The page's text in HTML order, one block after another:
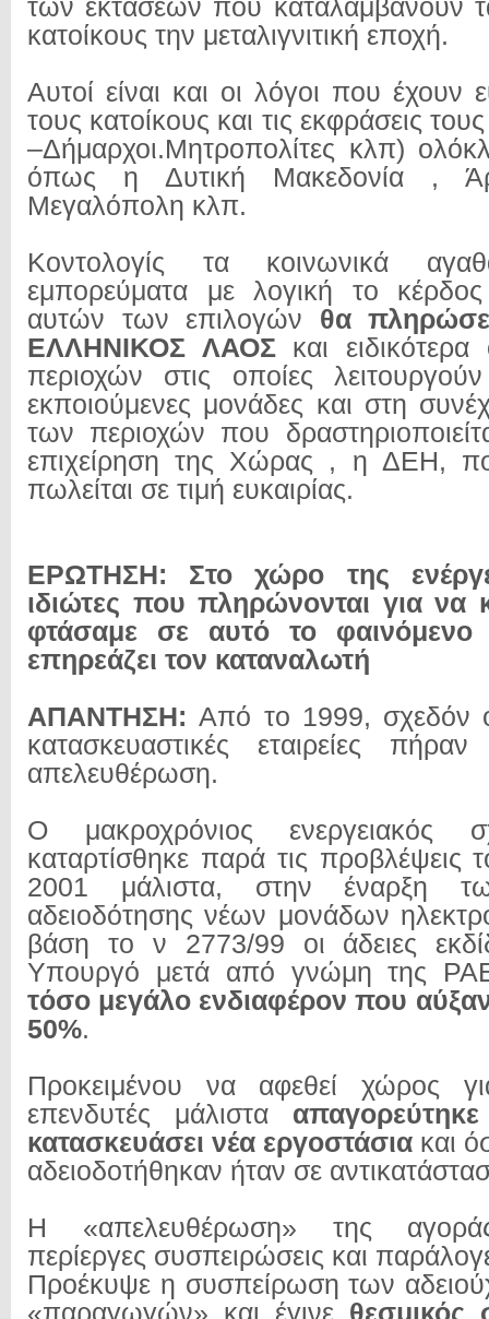
των εκτάσεων που καταλαμβάνουν
κατοίκους την μεταλιγνιτική εποχή.
Αυτοί είναι και οι λόγοι που έχουν
τους κατοίκους και τις εκφράσεις
–Δήμαρχοι.Μητροπολίτες κλπ)
όπως η Δυτική Μακεδονία ,
Μεγαλόπολη κλπ.
Κοντολογίς τα κοινωνικά
εμπορεύματα με λογική το
αυτών των επιλογών θα
ΕΛΛΗΝΙΚΟΣ ΛΑΟΣκαι ειδικότερα
περιοχών στις οποίες
εκποιούμενες μονάδες και στη
των περιοχών που
επιχείρηση της Χώρας , η ΔΕΗ,
πωλείται σε τιμή ευκαιρίας.
ΕΡΩΤΗΣΗ: Στο χώρο της
ιδιώτες που πληρώνονται για να
φτάσαμε σε αυτό το
επηρεάζει τον καταναλωτή
ΑΠΑΝΤΗΣΗ:Από το 1999, σχεδόν
κατασκευαστικές εταιρείες
απελευθέρωση.
Ο μακροχρόνιος ενεργειακός
καταρτίσθηκε παρά τις προβλέψεις
2001 μάλιστα, στην έναρξη
αδειοδότησης νέων μονάδων
βάση το ν 2773/99 οι άδειες
Υπουργό μετά από γνώμη της
τόσο μεγάλο ενδιαφέρον που
50%.
Προκειμένου να αφεθεί χώρος
επενδυτές μάλιστα
κατασκευάσει νέα εργοστάσια και
αδειοδοτήθηκαν ήταν σε
Η «απελευθέρωση» της
περίεργες συσπειρώσεις και
Προέκυψε η συσπείρωση των
«παραγωγών» και έγινε θεσμικός